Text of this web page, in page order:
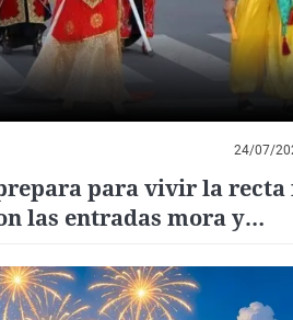
24/07/
para vivir la
las entradas mora y